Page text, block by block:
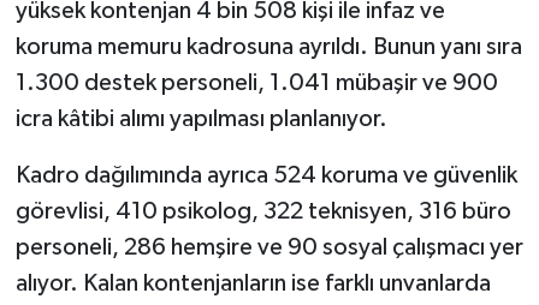
yüksek kontenjan 4 bin 508 kişi ile infaz ve
koruma memuru kadrosuna ayrıldı. Bunun yanı sıra
1.300 destek personeli, 1.041 mübaşir ve 900
icra kâtibi alımı yapılması planlanıyor.
Kadro dağılımında ayrıca 524 koruma ve güvenlik
görevlisi, 410 psikolog, 322 teknisyen, 316 büro
personeli, 286 hemşire ve 90 sosyal çalışmacı yer
alıyor. Kalan kontenjanların ise farklı unvanlarda